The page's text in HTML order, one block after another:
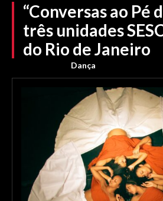
“Conversas ao Pé
três unidades
do Rio de Janeiro
Dança